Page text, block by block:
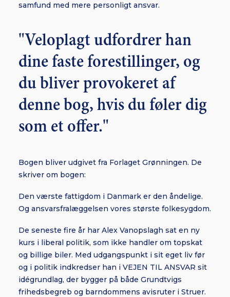
samfund med mere personligt ansvar.
"Veloplagt udfordrer han
dine faste forestillinger, og
du bliver provokeret af
denne bog, hvis du føler dig
som et offer."
Bogen bliver udgivet fra Forlaget Grønningen. De
skriver om bogen:
Den værste fattigdom i Danmark er den åndelige.
Og ansvarsfralæggelsen vores største folkesygdom.
De seneste fire år har Alex Vanopslagh sat en ny
kurs i liberal politik, som ikke handler om topskat
og billige biler. Med udgangspunkt i sit eget liv før
og i politik indkredser han i VEJEN TIL ANSVAR sit
idégrundlag, der bygger på både Grundtvigs
frihedsbegreb og barndommens avisruter i Struer.